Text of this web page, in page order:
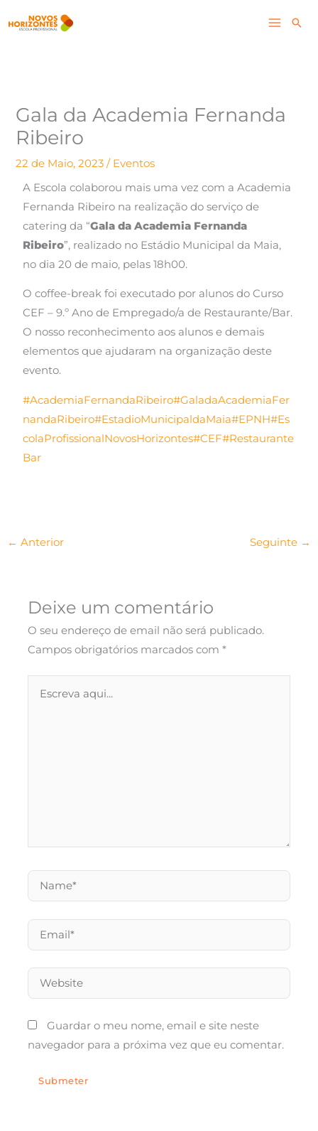
to
Gala da Academia Fernanda
Ribeiro
22 de Maio, 2023/ Eventos
A Escola colaborou mais uma vez com a Academia
Fernanda Ribeiro na realização do serviço de
catering da “Gala da Academia Fernanda
Ribeiro”, realizado no Estádio Municipal da Maia,
no dia 20 de maio, pelas 18h00.
O coffee-break foi executado por alunos do Curso
CEF – 9.º Ano de Empregado/a de Restaurante/Bar.
O nosso reconhecimento aos alunos e demais
elementos que ajudaram na organização deste
evento.
#AcademiaFernandaRibeiro#GaladaAcademiaFer
nandaRibeiro#EstadioMunicipaldaMaia#EPNH#Es
colaProfissionalNovosHorizontes#CEF#Restaurante
Bar
← Anterior Seguinte →
Deixe um comentário
O seu endereço de email não será publicado.
Campos obrigatórios marcados com*
Name*
Email*
Website
Guardar o meu nome, email e site neste
navegador para a próxima vez que eu comentar.